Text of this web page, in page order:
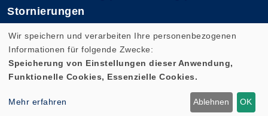
Stornierungen
E-Mail: kvhs-geschaeftsstelle@vhs-rpk.de
Wir speichern und verarbeiten Ihre personenbezogenen
Informationen für folgende Zwecke:
Speicherung von Einstellungen dieser Anwendung,
Funktionelle Cookies, Essenzielle Cookies.
Mehr erfahren Ablehnen OK